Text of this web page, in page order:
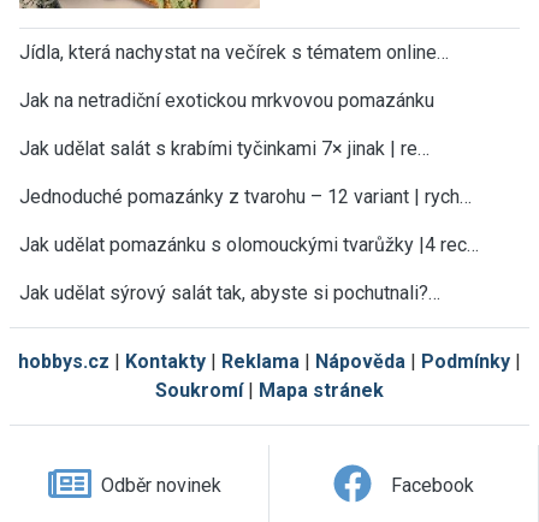
návod.
Všechny nové recepty, sezónní rady, tipy a návody
najdete v pravidelném JakTak zpravodaji ve své e-
mailové schránce. ZDARMA.
Vaše e-mailová adresa
Jídla, která nachystat na večírek s tématem online…
Jak na netradiční exotickou mrkvovou pomazánku
Jak udělat salát s krabími tyčinkami 7× jinak | re…
Jednoduché pomazánky z tvarohu – 12 variant | rych…
Jak udělat pomazánku s olomouckými tvarůžky |4 rec…
Jak udělat sýrový salát tak, abyste si pochutnali?…
hobbys.cz | Kontakty | Reklama | Nápověda | Podmínky |
Soukromí| Mapa stránek
Odběr novinek Facebook